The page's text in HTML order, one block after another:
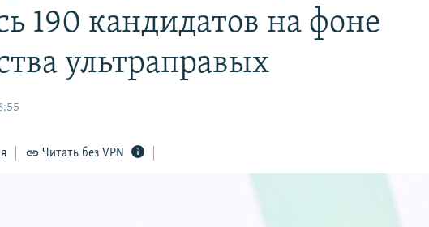
190 кандидатов на фоне
ультраправых
Читать без VPN